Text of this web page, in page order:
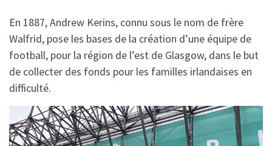
En 1887, Andrew Kerins, connu sous le nom de frère
Walfrid, pose les bases de la création d’une équipe de
football, pour la région de l’est de Glasgow, dans le but
de collecter des fonds pour les familles irlandaises en
difficulté.